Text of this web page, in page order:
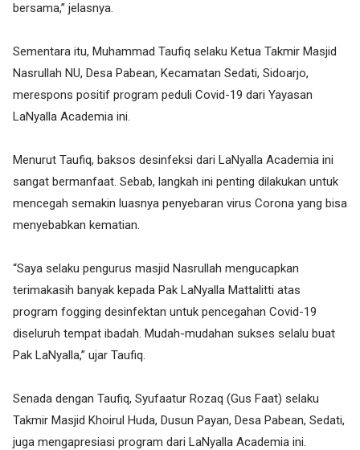
bersama,” jelasnya.
Sementara itu, Muhammad Taufiq selaku Ketua Takmir Masjid
Nasrullah NU, Desa Pabean, Kecamatan Sedati, Sidoarjo,
merespons positif program peduli Covid-19 dari Yayasan
LaNyalla Academia ini.
Menurut Taufiq, baksos desinfeksi dari LaNyalla Academia ini
sangat bermanfaat. Sebab, langkah ini penting dilakukan untuk
mencegah semakin luasnya penyebaran virus Corona yang bisa
menyebabkan kematian.
“Saya selaku pengurus masjid Nasrullah mengucapkan
terimakasih banyak kepada Pak LaNyalla Mattalitti atas
program fogging desinfektan untuk pencegahan Covid-19
diseluruh tempat ibadah. Mudah-mudahan sukses selalu buat
Pak LaNyalla,” ujar Taufiq.
Senada dengan Taufiq, Syufaatur Rozaq (Gus Faat) selaku
Takmir Masjid Khoirul Huda, Dusun Payan, Desa Pabean, Sedati,
juga mengapresiasi program dari LaNyalla Academia ini.